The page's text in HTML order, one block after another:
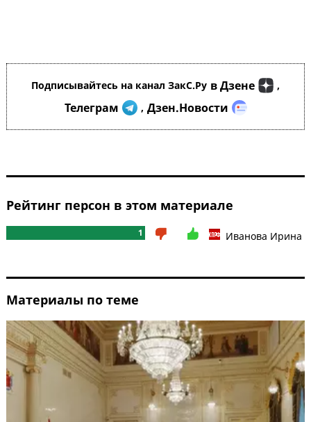
Подписывайтесь на канал ЗакС.Ру в Дзене ,
Телеграм , Дзен.Новости
Рейтинг персон в этом материале
1 Иванова Ирина
Материалы по теме